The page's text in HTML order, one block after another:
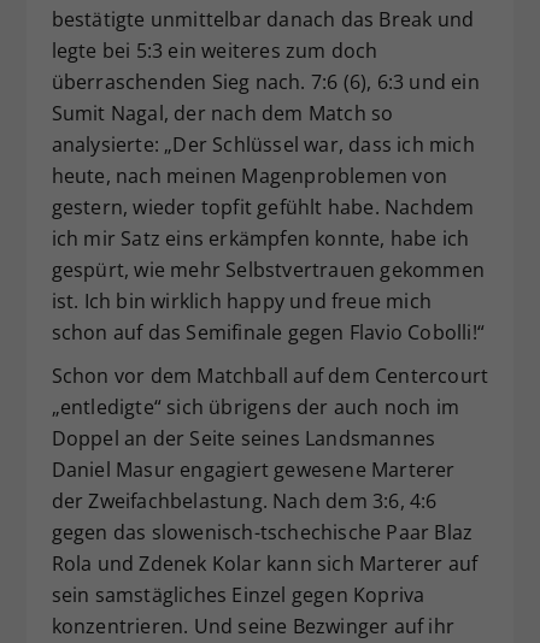
bestätigte unmittelbar danach das Break und
legte bei 5:3 ein weiteres zum doch
überraschenden Sieg nach. 7:6 (6), 6:3 und ein
Sumit Nagal, der nach dem Match so
analysierte: „Der Schlüssel war, dass ich mich
heute, nach meinen Magenproblemen von
gestern, wieder topfit gefühlt habe. Nachdem
ich mir Satz eins erkämpfen konnte, habe ich
gespürt, wie mehr Selbstvertrauen gekommen
ist. Ich bin wirklich happy und freue mich
schon auf das Semifinale gegen Flavio Cobolli!“
Schon vor dem Matchball auf dem Centercourt
„entledigte“ sich übrigens der auch noch im
Doppel an der Seite seines Landsmannes
Daniel Masur engagiert gewesene Marterer
der Zweifachbelastung. Nach dem 3:6, 4:6
gegen das slowenisch-tschechische Paar Blaz
Rola und Zdenek Kolar kann sich Marterer auf
sein samstägliches Einzel gegen Kopriva
konzentrieren. Und seine Bezwinger auf ihr